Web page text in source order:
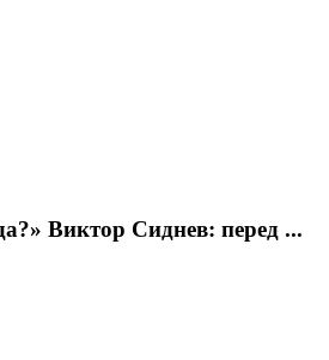
Виктор Сиднев: перед ...